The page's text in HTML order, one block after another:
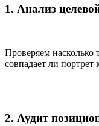
1. Анализ
Проверяем насколько
совпадает ли портрет
2. Аудит